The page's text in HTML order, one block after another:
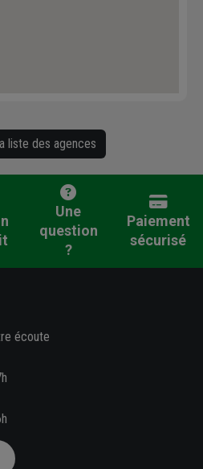
liste des agences
Une
question
?
Paiement
sécurisé
écoute